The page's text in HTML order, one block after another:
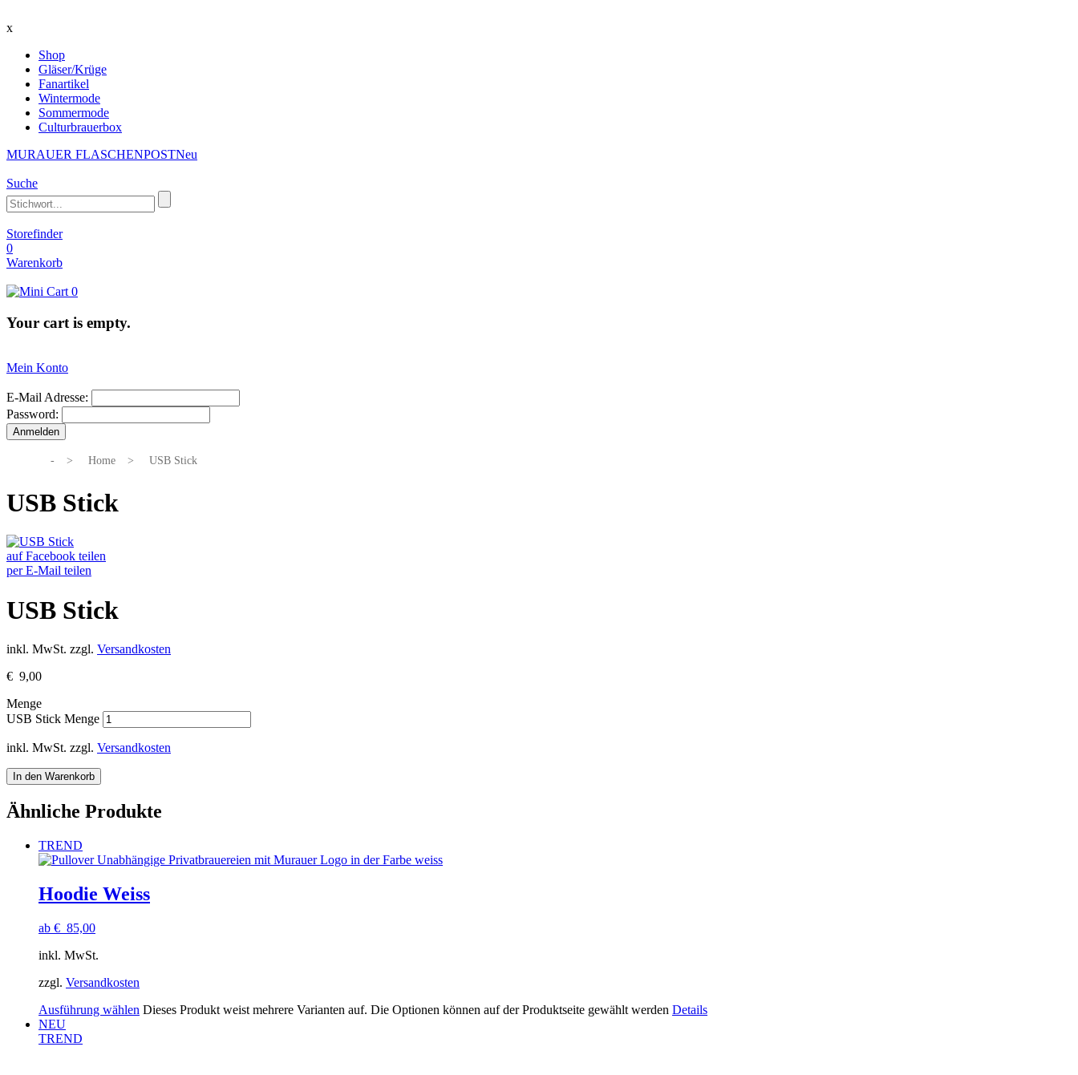
x
Shop
Gläser/Krüge
Fanartikel
Wintermode
Sommermode
Culturbrauerbox
MURAUER FLASCHENPOSTNeu
Suche
Storefinder
0
Warenkorb
0
Your cart is empty.
Mein Konto
E-Mail Adresse:
Password:
- > Home > USB Stick
USB Stick
auf Facebook teilen
per E-Mail teilen
USB Stick
inkl. MwSt. zzgl. Versandkosten
€ 9,00
Menge
USB Stick Menge
inkl. MwSt. zzgl. Versandkosten
In den Warenkorb
Ähnliche Produkte
TREND
Hoodie Weiss
ab € 85,00
inkl. MwSt.
zzgl. Versandkosten
Ausführung wählen Dieses Produkt weist mehrere Varianten auf. Die Optionen können auf der Produktseite gewählt werden Details
NEU
TREND